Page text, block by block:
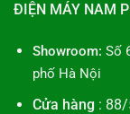
ĐIỆN MÁY NAM
Showroom: Số
phố Hà Nội
Cửa hàng :